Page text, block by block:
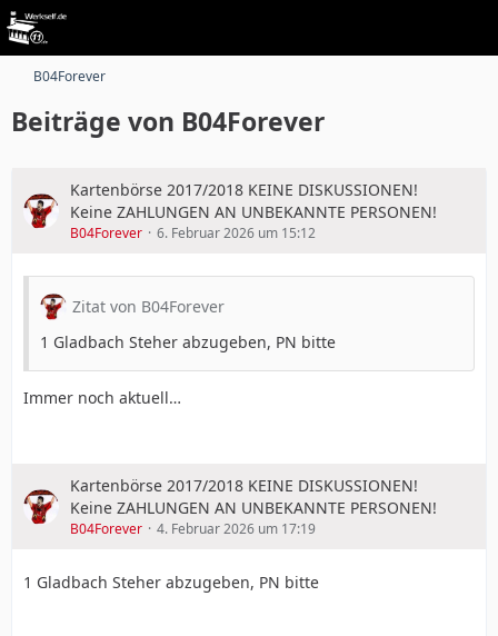
B04Forever
Beiträge von B04Forever
Kartenbörse 2017/2018 KEINE DISKUSSIONEN!
Keine ZAHLUNGEN AN UNBEKANNTE PERSONEN!
B04Forever 6. Februar 2026 um 15:12
Zitat von B04Forever
1 Gladbach Steher abzugeben, PN bitte
Immer noch aktuell…
Kartenbörse 2017/2018 KEINE DISKUSSIONEN!
Keine ZAHLUNGEN AN UNBEKANNTE PERSONEN!
B04Forever 4. Februar 2026 um 17:19
1 Gladbach Steher abzugeben, PN bitte